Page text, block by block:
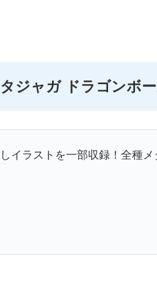
ジャガ ドラゴンボ
イラストを一部収録！全種